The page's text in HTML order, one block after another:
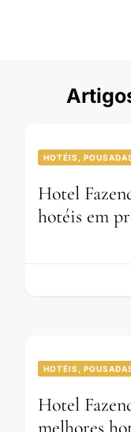
HOTÉIS,
Hotel
hotéis em
HOTÉIS,
Hotel